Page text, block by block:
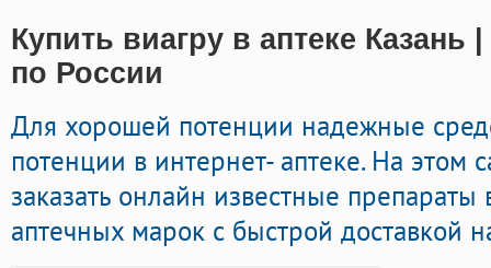
Купить виагру в аптеке Казань
по России
Для хорошей потенции надежные
потенции в интернет- аптеке. На этом
заказать онлайн известные препараты
аптечных марок с быстрой доставкой